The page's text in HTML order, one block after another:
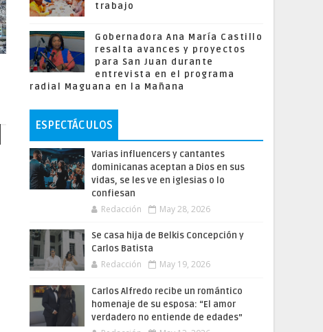
trabajo
Gobernadora Ana María Castillo
resalta avances y proyectos
para San Juan durante
entrevista en el programa
radial Maguana en la Mañana
ESPECTÁCULOS
Varias influencers y cantantes
dominicanas aceptan a Dios en sus
vidas, se les ve en iglesias o lo
confiesan
Redacción May 28, 2026
Se casa hija de Belkis Concepción y
Carlos Batista
Redacción May 19, 2026
Carlos Alfredo recibe un romántico
homenaje de su esposa: “El amor
verdadero no entiende de edades”